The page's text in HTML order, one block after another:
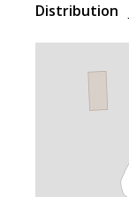
Distribution